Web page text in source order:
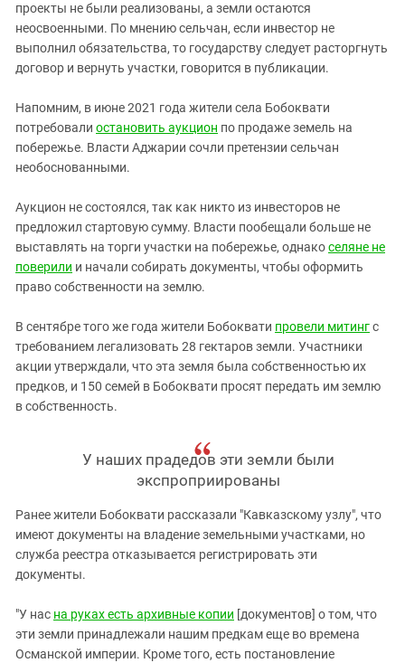
проекты не были реализованы, а земли остаются
неосвоенными. По мнению сельчан, если инвестор не
выполнил обязательства, то государству следует расторгнуть
договор и вернуть участки, говорится в публикации.
Напомним, в июне 2021 года жители села Бобоквати
потребовали остановить аукцион по продаже земель на
побережье. Власти Аджарии сочли претензии сельчан
необоснованными.
Аукцион не состоялся, так как никто из инвесторов не
предложил стартовую сумму. Власти пообещали больше не
выставлять на торги участки на побережье, однакоселяне не
поверили и начали собирать документы, чтобы оформить
право собственности на землю.
В сентябре того же года жители Бобоквати провели митингс
требованием легализовать 28 гектаров земли. Участники
акции утверждали, что эта земля была собственностью их
предков, и 150 семей в Бобоквати просят передать им землю
в собственность.
У наших прадедов эти земли были
экспроприированы
Ранее жители Бобоквати рассказали "Кавказскому узлу", что
имеют документы на владение земельными участками, но
служба реестра отказывается регистрировать эти
документы.
"У нас на руках есть архивные копии [документов] о том, что
эти земли принадлежали нашим предкам еще во времена
Османской империи. Кроме того, есть постановление